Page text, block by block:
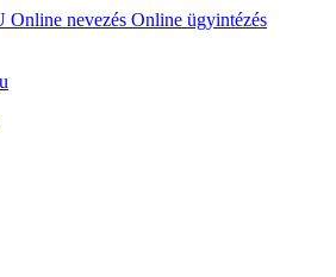
Online nevezés Online ügyintézés